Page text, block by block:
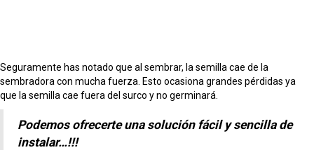
Seguramente has notado que al sembrar, la semilla cae de la
sembradora con mucha fuerza. Esto ocasiona grandes pérdidas ya
que la semilla cae fuera del surco y no germinará.
Podemos ofrecerte una solución fácil y sencilla de
instalar…!!!